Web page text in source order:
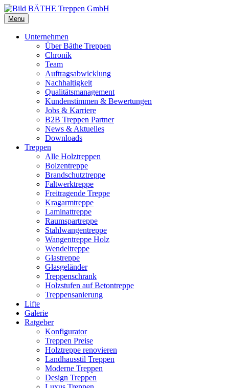
Menu
Unternehmen
Über Bäthe Treppen
Chronik
Team
Auftragsabwicklung
Nachhaltigkeit
Qualitätsmanagement
Kundenstimmen & Bewertungen
Jobs & Karriere
B2B Treppen Partner
News & Aktuelles
Downloads
Treppen
Alle Holztreppen
Bolzentreppe
Brandschutztreppe
Faltwerktreppe
Freitragende Treppe
Kragarmtreppe
Laminattreppe
Raumspartreppe
Stahlwangentreppe
Wangentreppe Holz
Wendeltreppe
Glastreppe
Glasgeländer
Treppenschrank
Holzstufen auf Betontreppe
Treppensanierung
Lifte
Galerie
Ratgeber
Konfigurator
Treppen Preise
Holztreppe renovieren
Landhausstil Treppen
Moderne Treppen
Design Treppen